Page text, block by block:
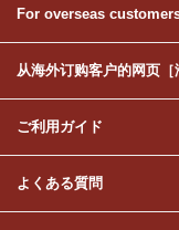
For overseas customers
从海外订购客户的网页［
ご利用ガイド
よくある質問